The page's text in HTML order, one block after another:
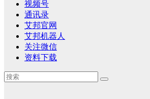
视频号
通讯录
艾邦官网
艾邦机器人
关注微信
资料下载